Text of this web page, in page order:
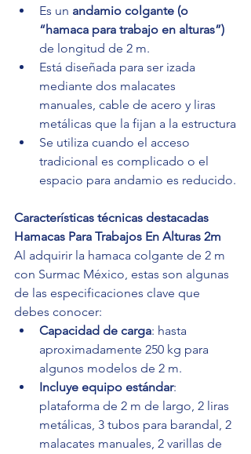
Es un andamio colgante (o
“hamaca para trabajo en alturas”)
de longitud de 2 m.
Está diseñada para ser izada
mediante dos malacates
manuales, cable de acero y liras
metálicas que la fijan a la estructura
Se utiliza cuando el acceso
tradicional es complicado o el
espacio para andamio es reducido.
Características técnicas destacadas
Hamacas Para Trabajos En Alturas 2m
Al adquirir la hamaca colgante de 2 m
con Surmac México, estas son algunas
de las especificaciones clave que
debes conocer:
Capacidad de carga: hasta
aproximadamente 250 kg para
algunos modelos de 2 m.
Incluye equipo estándar:
plataforma de 2 m de largo, 2 liras
metálicas, 3 tubos para barandal, 2
malacates manuales, 2 varillas de